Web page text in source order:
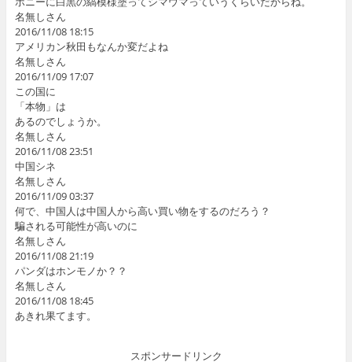
名無しさん
2016/11/08 18:15
アメリカン秋田もなんか変だよね
名無しさん
2016/11/09 17:07
この国に
「本物」は
あるのでしょうか。
名無しさん
2016/11/08 23:51
中国シネ
名無しさん
2016/11/09 03:37
何で、中国人は中国人から高い買い物をするのだろう？
騙される可能性が高いのに
名無しさん
2016/11/08 21:19
パンダはホンモノか？？
名無しさん
2016/11/08 18:45
あきれ果てます。
スポンサードリンク